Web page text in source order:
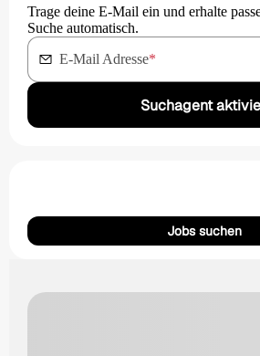
Trage deine E-Mail ein und erhalte
Suche automatisch.
E-Mail Adresse*
Suchagent
Jobs suchen